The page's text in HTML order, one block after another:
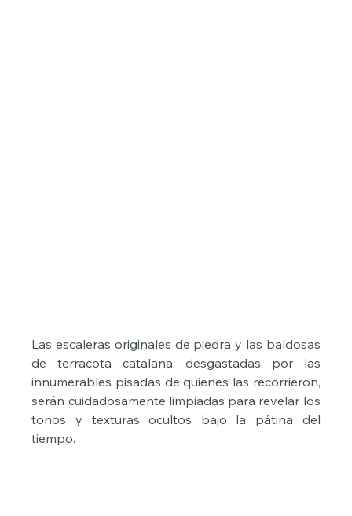
Las escaleras originales de piedra y las baldosas
de terracota catalana, desgastadas por las
innumerables pisadas de quienes las recorrieron,
serán cuidadosamente limpiadas para revelar los
tonos y texturas ocultos bajo la pátina del
tiempo.